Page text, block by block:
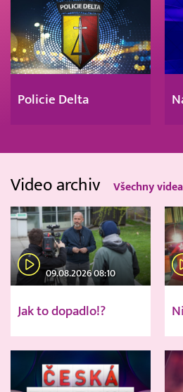
Policie Delta
Video archiv Všechny videa
09.08.2026 08:10
Jak to dopadlo!?